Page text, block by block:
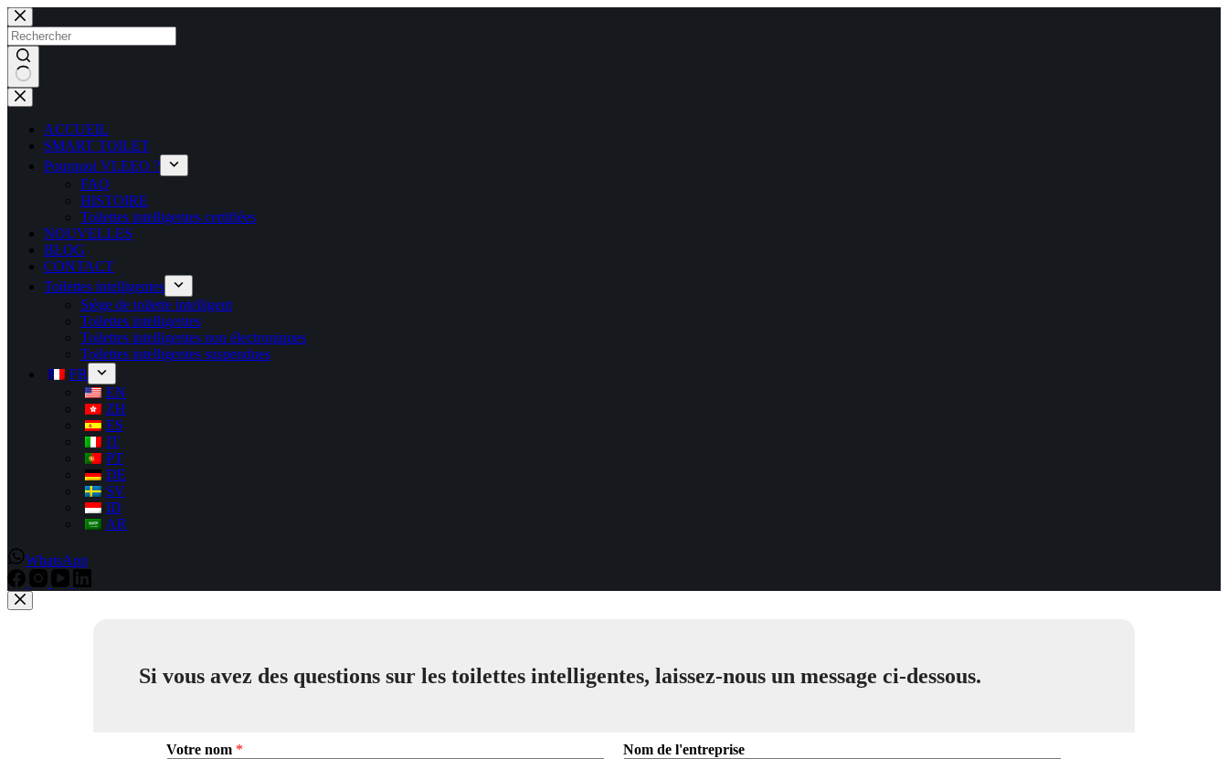
ACCUEIL
SMART TOILET
Pourquoi VLEEO ?
FAQ
HISTOIRE
Toilettes intelligentes certifiées
NOUVELLES
BLOG
CONTACT
Toilettes intelligentes
Siège de toilette intelligent
Toilettes intelligentes
Toilettes intelligentes non électroniques
Toilettes intelligentes suspendues
FR
EN
ZH
ES
IT
PT
DE
SV
ID
AR
WhatsApp
Si vous avez des questions sur les toilettes intelligentes, laissez-nous un message ci-dessous.
Votre nom * Nom de l'entreprise